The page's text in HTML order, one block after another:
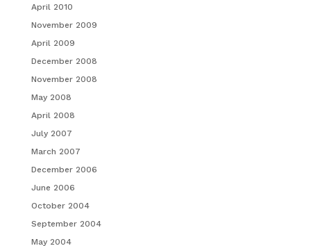
April 2010
November 2009
April 2009
December 2008
November 2008
May 2008
April 2008
July 2007
March 2007
December 2006
June 2006
October 2004
September 2004
May 2004